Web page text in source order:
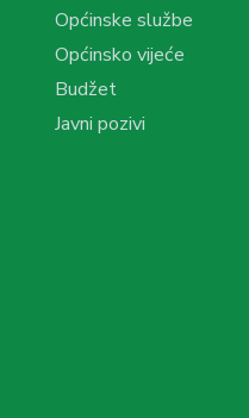
Općinske službe
Općinsko vijeće
Budžet
Javni pozivi